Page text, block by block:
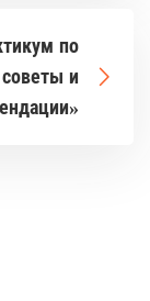
по
и